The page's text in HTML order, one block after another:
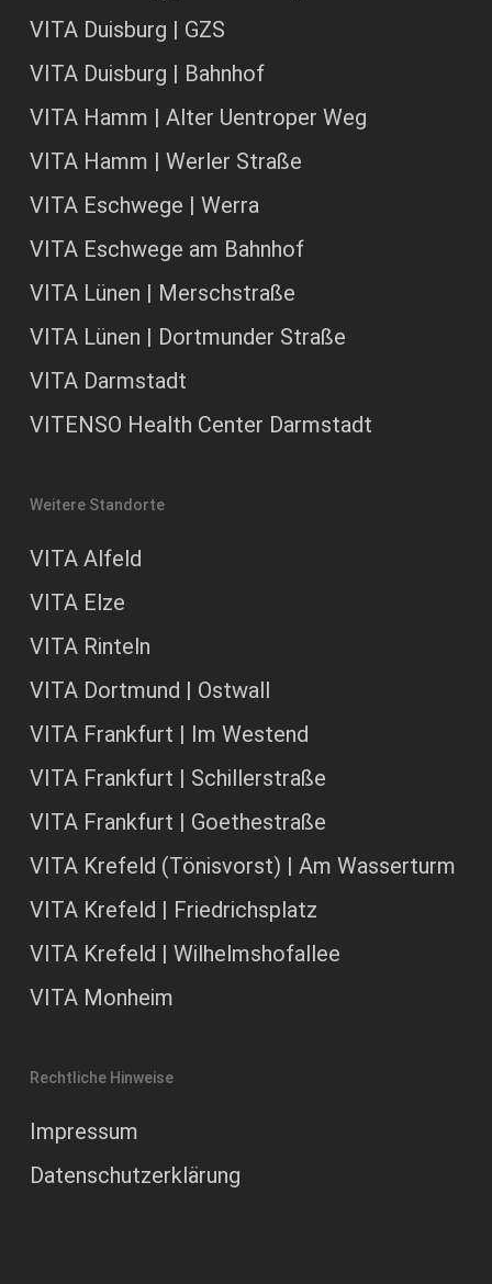
VITA Duisburg | GZS
VITA Duisburg | Bahnhof
VITA Hamm | Alter Uentroper Weg
VITA Hamm | Werler Straße
VITA Eschwege | Werra
VITA Eschwege am Bahnhof
VITA Lünen | Merschstraße
VITA Lünen | Dortmunder Straße
VITA Darmstadt
VITENSO Health Center Darmstadt
Weitere Standorte
VITA Alfeld
VITA Elze
VITA Rinteln
VITA Dortmund | Ostwall
VITA Frankfurt | Im Westend
VITA Frankfurt | Schillerstraße
VITA Frankfurt | Goethestraße
VITA Krefeld (Tönisvorst) | Am Wasserturm
VITA Krefeld | Friedrichsplatz
VITA Krefeld | Wilhelmshofallee
VITA Monheim
Rechtliche Hinweise
Impressum
Datenschutzerklärung